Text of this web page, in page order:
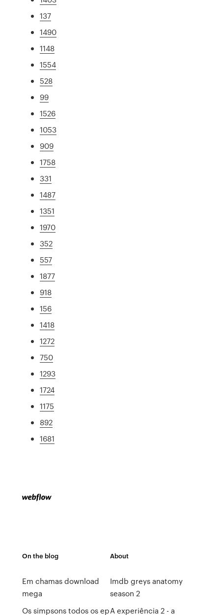
137
1490
1148
1554
528
99
1526
1053
909
1758
331
1487
1351
1970
352
557
1877
918
156
1418
1272
750
1293
1724
1175
892
1681
On the blog
Em chamas download
mega
Os simpsons todos os ep
About
Imdb greys anatomy
season 2
A experiência 2 - a